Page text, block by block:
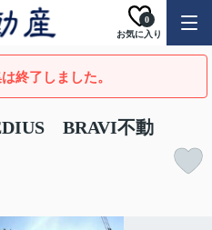
お気に入り
0
終了しました。
BRAVI不動